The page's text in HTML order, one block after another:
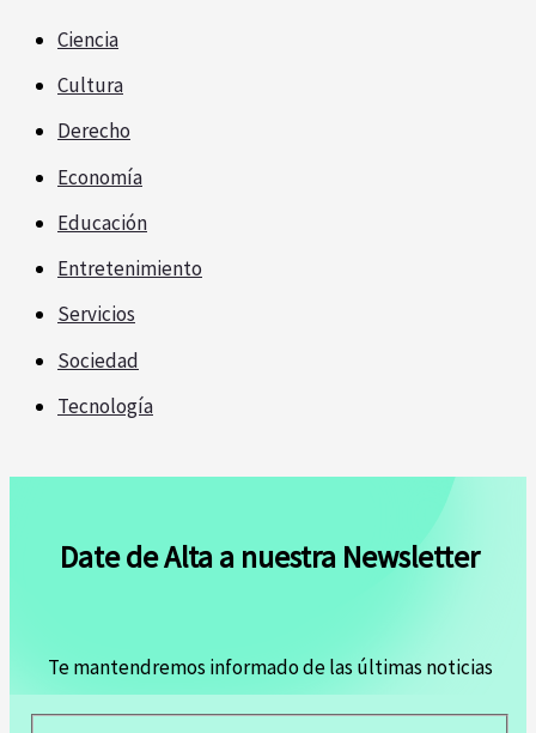
Ciencia
Cultura
Derecho
Economía
Educación
Entretenimiento
Servicios
Sociedad
Tecnología
Date de Alta a nuestra Newsletter
Te mantendremos informado de las últimas noticias